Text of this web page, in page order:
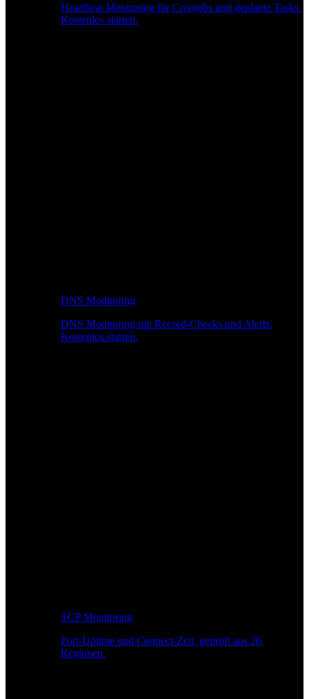
Heartbeat Monitoring für Cronjobs und geplante Tasks.
Kostenlos starten.
DNS Monitoring
DNS Monitoring mit Record-Checks und Alerts.
Kostenlos starten.
TCP Monitoring
Port-Uptime und Connect-Zeit, geprüft aus 26
Regionen.